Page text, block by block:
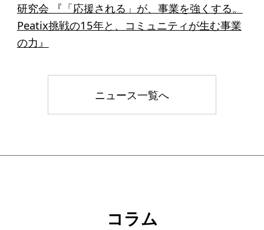
研究会 『「応援される」が、事業を強くする。
Peatix挑戦の15年と、コミュニティが生む事業
の力』
ニュース一覧へ
コラム